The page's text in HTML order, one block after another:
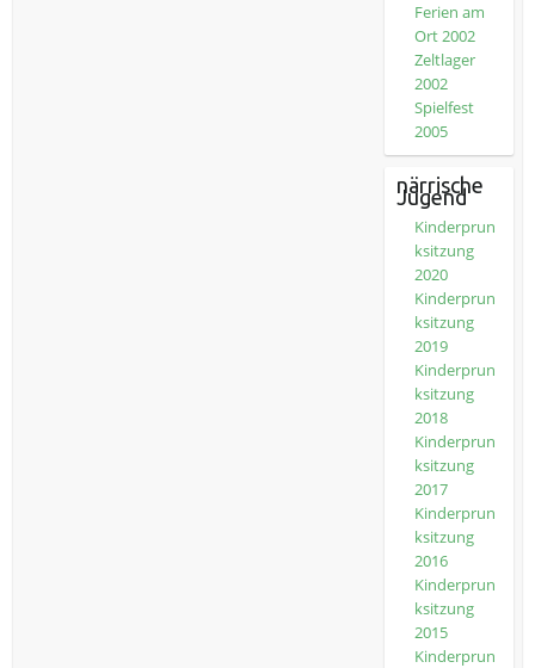
Ferien am
Ort 2002
Zeltlager
2002
Spielfest
2005
närrische
Jugend
Kinderprun
ksitzung
2020
Kinderprun
ksitzung
2019
Kinderprun
ksitzung
2018
Kinderprun
ksitzung
2017
Kinderprun
ksitzung
2016
Kinderprun
ksitzung
2015
Kinderprun